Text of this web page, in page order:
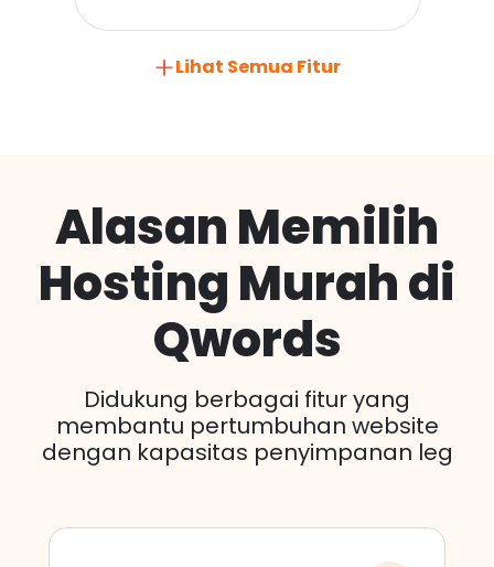
Lihat Semua Fitur
Alasan Memilih
Hosting Murah di
Qwords
Didukung berbagai fitur yang
membantu pertumbuhan website
dengan kapasitas penyimpanan leg